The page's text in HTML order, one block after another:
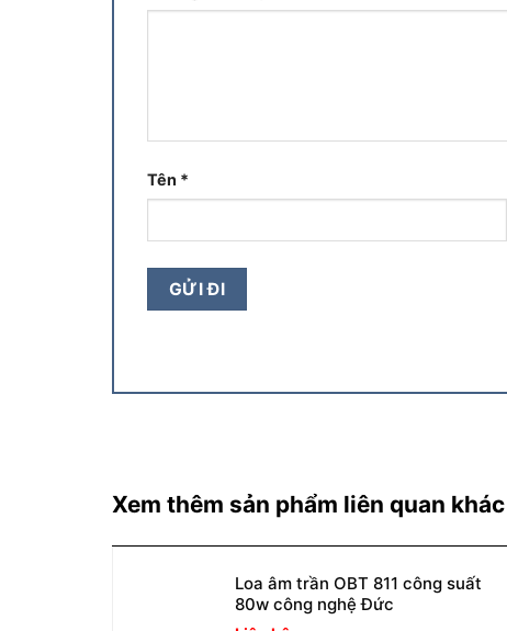
Tên *
Xem thêm sản phẩm liên quan khác
Loa âm trần OBT 811 công suất
80w công nghệ Đức